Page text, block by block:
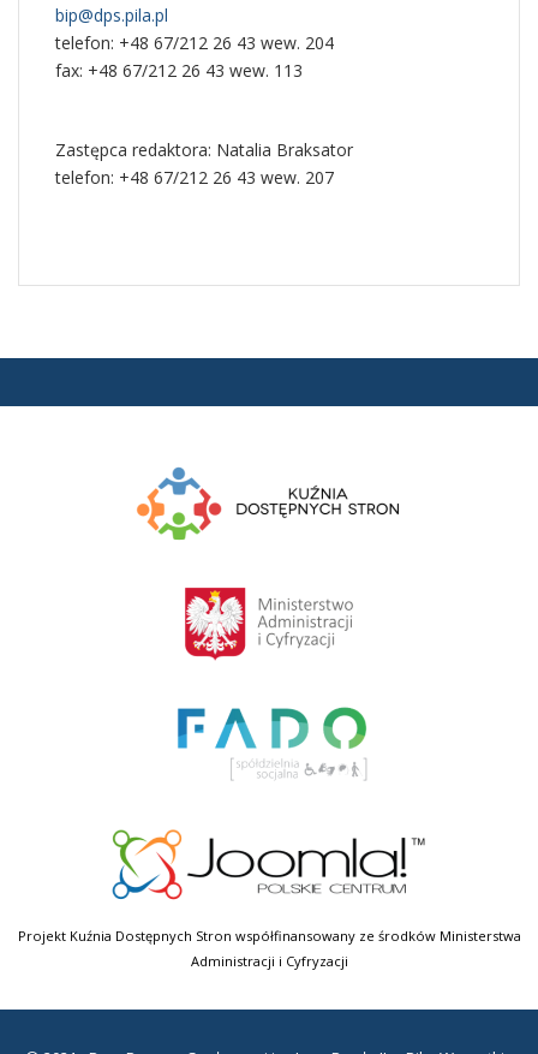
bip@dps.pila.pl
telefon: +48 67/212 26 43 wew. 204
fax: +48 67/212 26 43 wew. 113
Zastępca redaktora: Natalia Braksator
telefon: +48 67/212 26 43 wew. 207
Projekt Kuźnia Dostępnych Stron współfinansowany ze środków Ministerstwa
Administracji i Cyfryzacji